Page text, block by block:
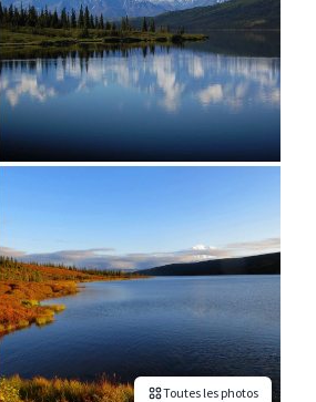
Toutes les photos